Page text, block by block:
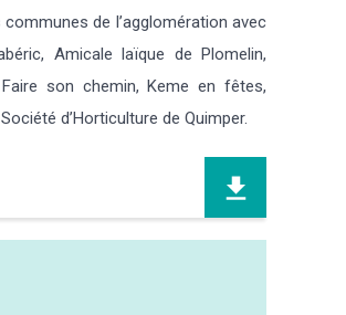
de l’agglomération avec
Amicale laïque de Plomelin,
son chemin, Keme en fêtes,
d’Horticulture de Quimper.